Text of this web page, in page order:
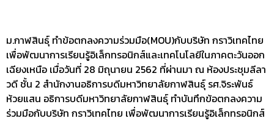
ม.กาฬสินธุ์ ทำข้อตกลงความร่วมมือ(MOU)กับบริษัท กราวิเทคไทย
เพื่อพัฒนาการเรียนรู้อิเล็กทรอนิกส์และเทคโนโลยีในภาคตะวันออก
เฉียงเหนือ เมื่อวันที่ 28 มิถุนายน 2562 ที่ผ่านมา ณ ห้องประชุมลีลา
วดี ชั้น 2 สำนักงานอธิการบดีมหาวิทยาลัยกาฬสินธุ์ รศ.จิระพันธ์
ห้วยแสน อธิการบดีมหาวิทยาลัยกาฬสินธุ์ ทำบันทึกข้อตกลงความ
ร่วมมือกับบริษัท กราวิเทคไทย เพื่อพัฒนาการเรียนรู้อิเล็กทรอนิกส์